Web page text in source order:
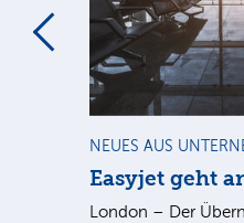
NEUES AUS
Easyjet geht
London – Der